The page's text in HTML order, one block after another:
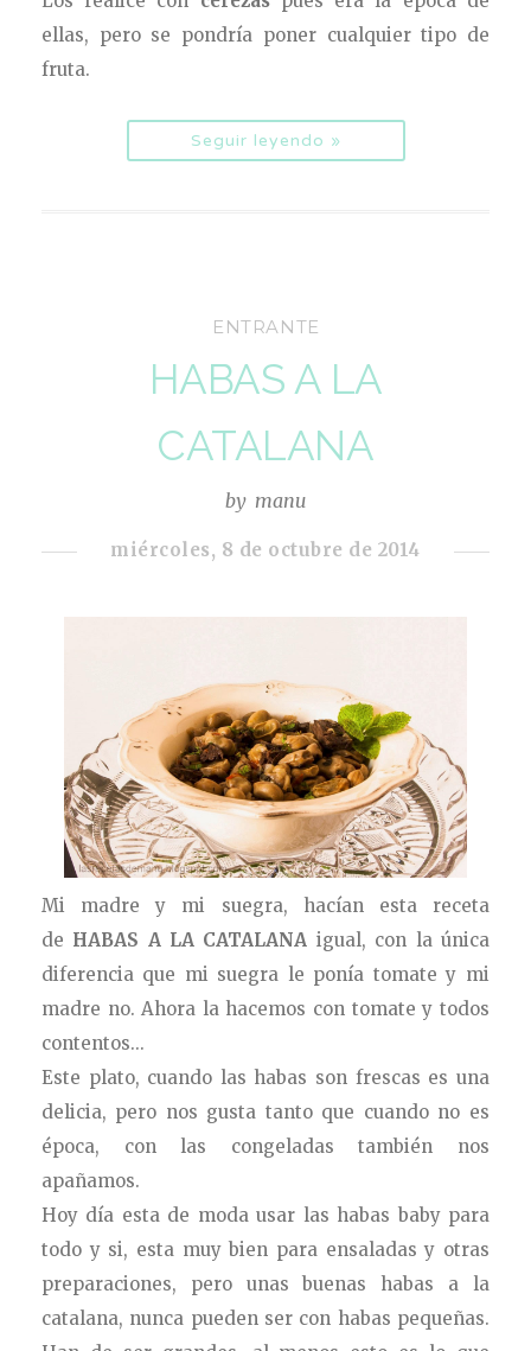
ellas, pero se pondría poner cualquier tipo de
fruta.
Seguir leyendo »
ENTRANTE
HABAS A LA
CATALANA
by manu
miércoles, 8 de octubre de 2014
Mi madre y mi suegra, hacían esta receta
de HABAS A LA CATALANA igual, con la única
diferencia que mi suegra le ponía tomate y mi
madre no. Ahora la hacemos con tomate y todos
contentos...
Este plato, cuando las habas son frescas es una
delicia, pero nos gusta tanto que cuando no es
época, con las congeladas también nos
apañamos.
Hoy día esta de moda usar las habas baby para
todo y si, esta muy bien para ensaladas y otras
preparaciones, pero unas buenas habas a la
catalana, nunca pueden ser con habas pequeñas.